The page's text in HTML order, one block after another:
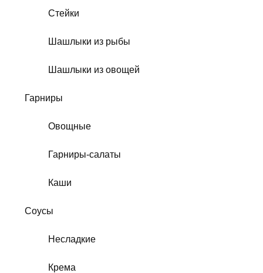
Стейки
Шашлыки из рыбы
Шашлыки из овощей
Гарниры
Овощные
Гарниры-салаты
Каши
Соусы
Несладкие
Крема